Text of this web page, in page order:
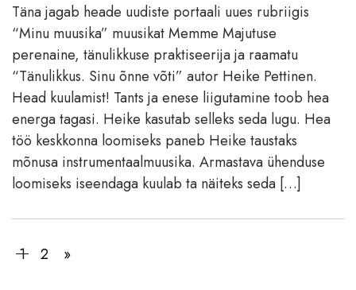
Täna jagab heade uudiste portaali uues rubriigis
“Minu muusika” muusikat Memme Majutuse
perenaine, tänulikkuse praktiseerija ja raamatu
“Tänulikkus. Sinu õnne võti” autor Heike Pettinen.
Head kuulamist! Tants ja enese liigutamine toob hea
energa tagasi. Heike kasutab selleks seda lugu. Hea
töö keskkonna loomiseks paneb Heike taustaks
mõnusa instrumentaalmuusika. Armastava ühenduse
loomiseks iseendaga kuulab ta näiteks seda […]
1 2 »